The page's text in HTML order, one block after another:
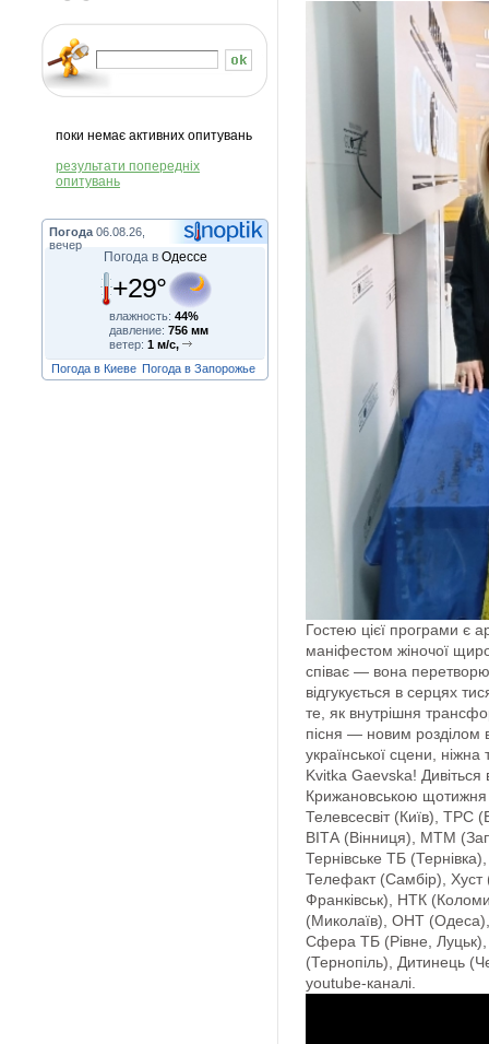
поки немає активних опитувань
результати попередніх
опитувань
Погода 06.08.26,
вечер
Погода в Одессе
+29°
влажность: 44%
давление: 756 мм
ветер: 1 м/с,
Погода в Киеве Погода в Запорожье
Гостею цієї програми є
маніфестом жіночої
співає — вона
відгукується в серцях
те, як внутрішня
пісня — новим розділом
української сцени,
Kvitka Gaevska! Дивіться
Крижановською щотижня
Телевсесвіт (Київ), ТРС
ВІТА (Вінниця), МТМ
Тернівське ТБ
Телефакт (Самбір), Хуст
Франківськ), НТК
(Миколаїв), ОНТ (Одеса),
Сфера ТБ (Рівне,
(Тернопіль), Дитинець
youtube-каналі.